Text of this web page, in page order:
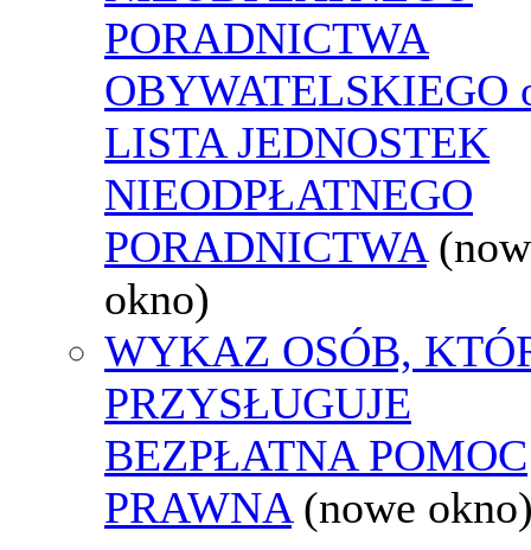
PORADNICTWA
OBYWATELSKIEGO
LISTA JEDNOSTEK
NIEODPŁATNEGO
PORADNICTWA
okno)
WYKAZ OSÓB,
PRZYSŁUGUJE
BEZPŁATNA POMOC
PRAWNA (nowe